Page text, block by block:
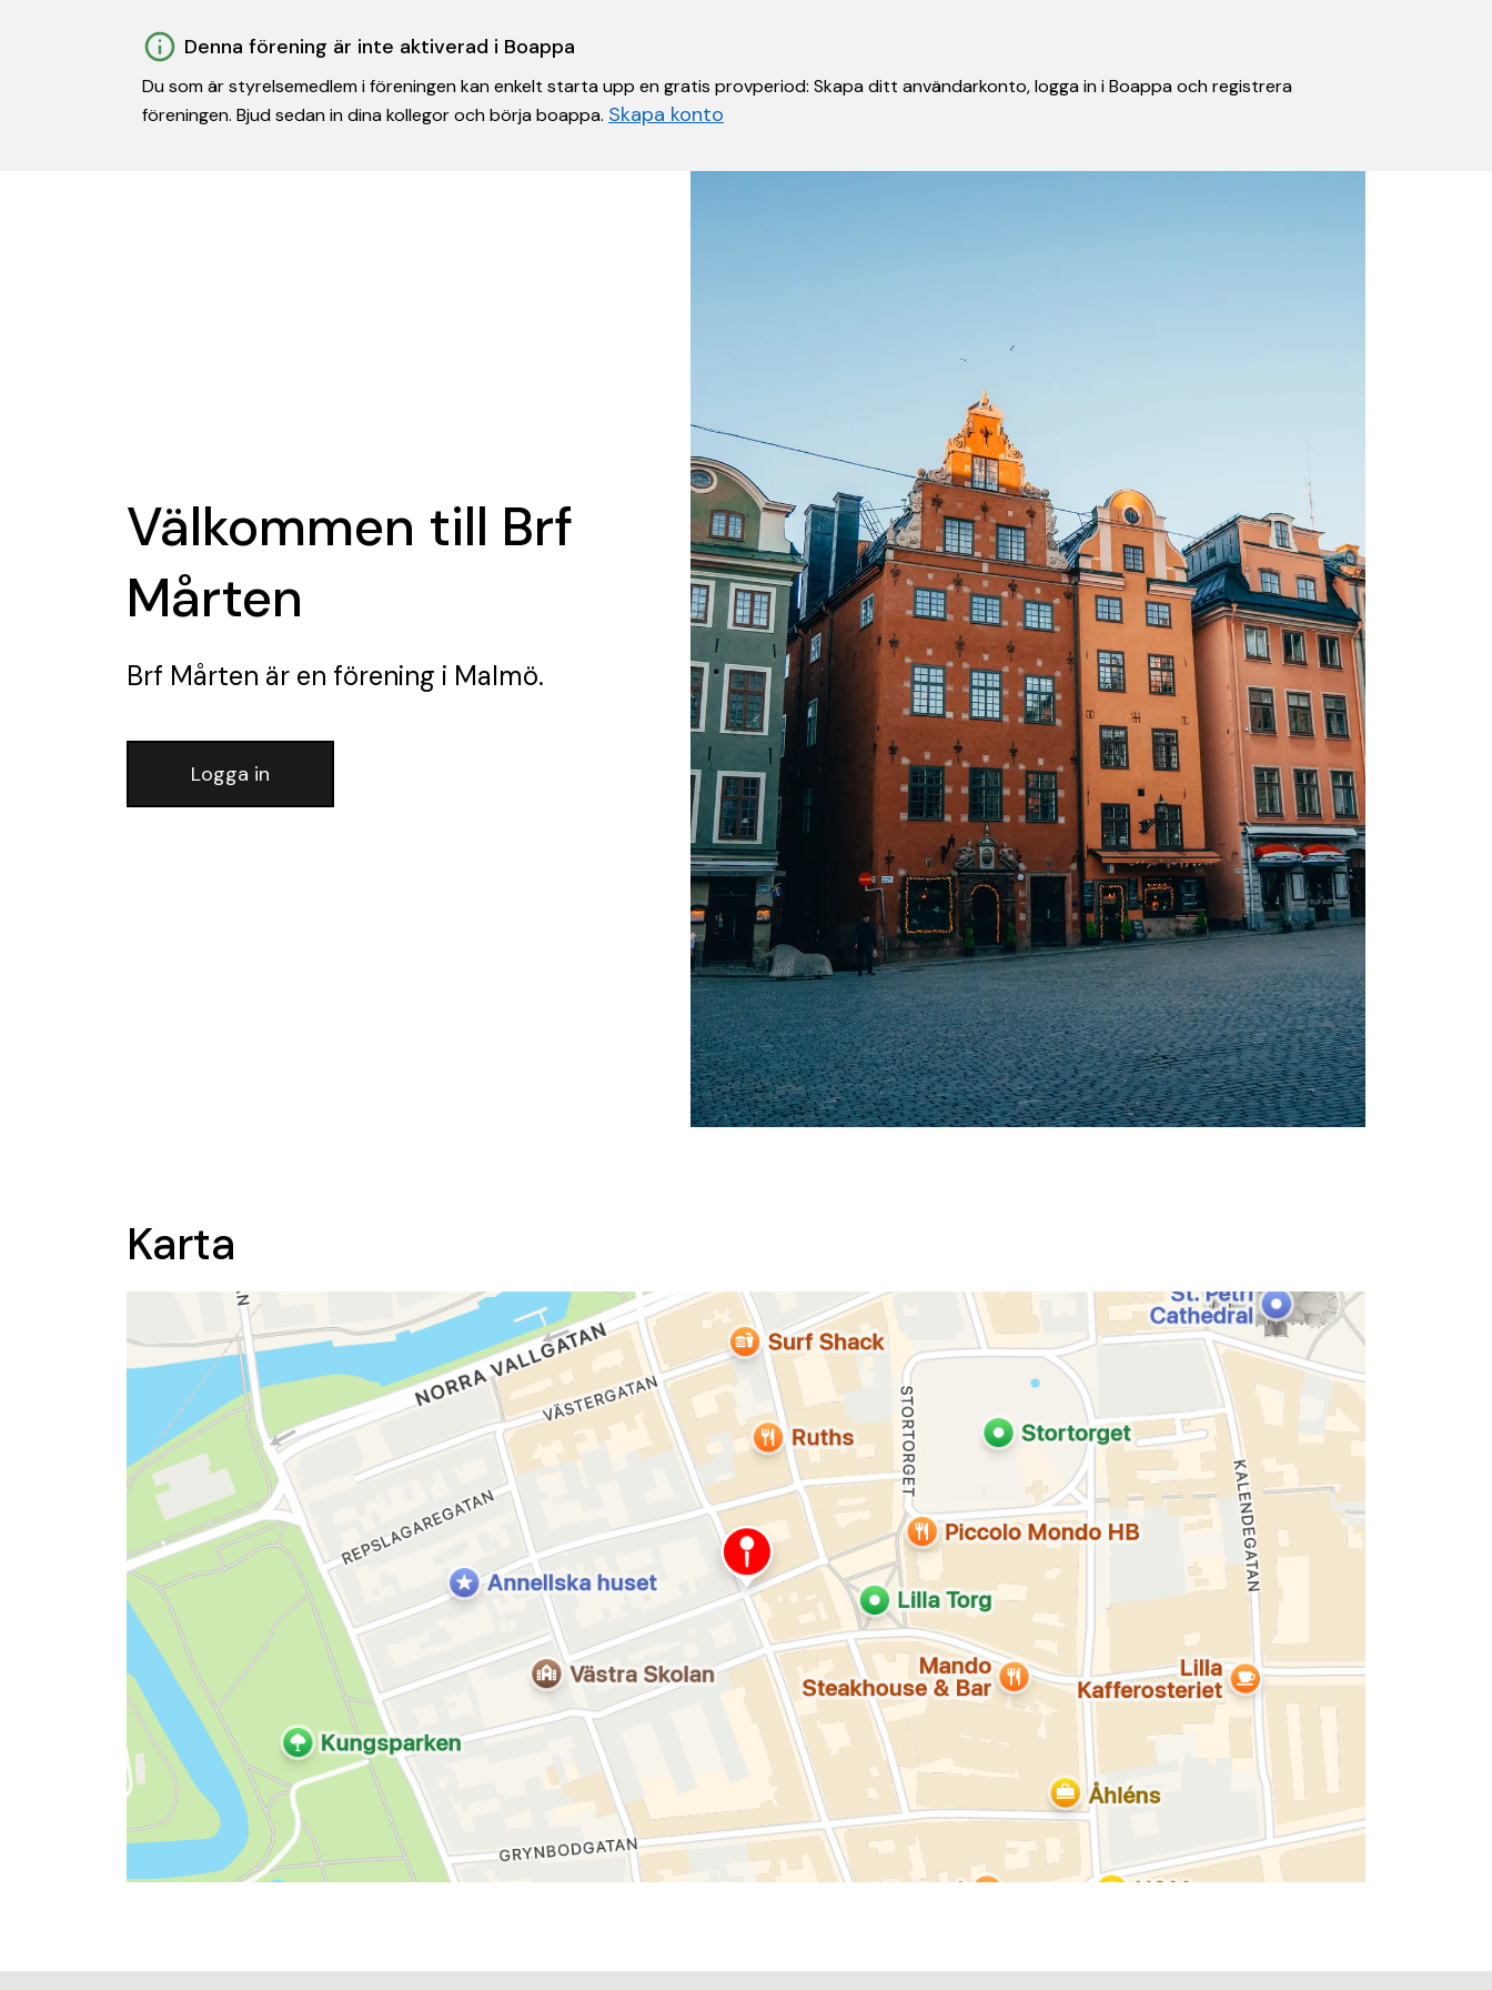
Denna förening är inte aktiverad i Boappa
Du som är styrelsemedlem i föreningen kan enkelt starta upp en gratis provperiod: Skapa ditt användarkonto, logga in i Boappa och registrera
föreningen. Bjud sedan in dina kollegor och börja boappa. Skapa konto
Välkommen till Brf
Mårten
Brf Mårten är en förening i Malmö.
Logga in
Karta